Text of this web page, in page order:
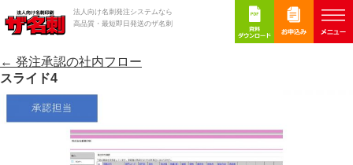
法人向け名刺発注システムなら
高品質・最短即日発送のザ名刺
ホーム ›発注承認の社内フロー ›スライド4
← 発注承認の社内フロー
スライド4